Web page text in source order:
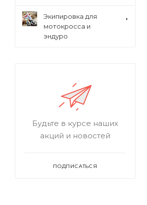
Экипировка для
мотокросса и
эндуро
Будьте в курсе наших
акций и новостей
ПОДПИСАТЬСЯ